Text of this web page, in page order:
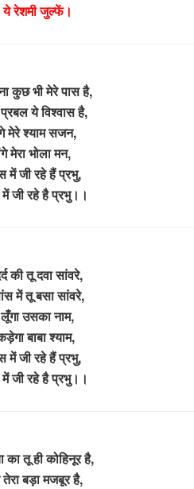
ये रेशमी जुल्फें।
कुछ भी मेरे पास है,
ये विश्वास है,
मेरे श्याम सजन,
मेरा भोला मन,
में जी रहे हैं प्रभु,
जी रहे है प्रभु।।
की तू दवा सांवरे,
में तू बसा सांवरे,
उसका नाम,
बाबा श्याम,
में जी रहे हैं प्रभु,
जी रहे है प्रभु।।
का तू ही कोहिनूर है,
बड़ा मजबूर है,